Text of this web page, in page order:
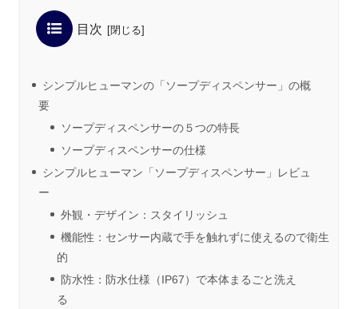
目次
シンプルヒューマンの「ソープディスペンサー」の概
要
ソープディスペンサーの５つの特長
ソープディスペンサーの仕様
シンプルヒューマン「ソープディスペンサー」レビュ
ー
外観・デザイン：スタイリッシュ
機能性：センサー内蔵で手を触れずに使えるので衛生
的
防水性：防水仕様（IP67）で本体まるごと洗え
る